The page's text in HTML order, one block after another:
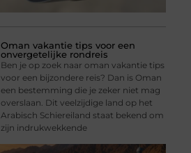
Oman vakantie tips voor een
onvergetelijke rondreis
Ben je op zoek naar oman vakantie tips
voor een bijzondere reis? Dan is Oman
een bestemming die je zeker niet mag
overslaan. Dit veelzijdige land op het
Arabisch Schiereiland staat bekend om
zijn indrukwekkende